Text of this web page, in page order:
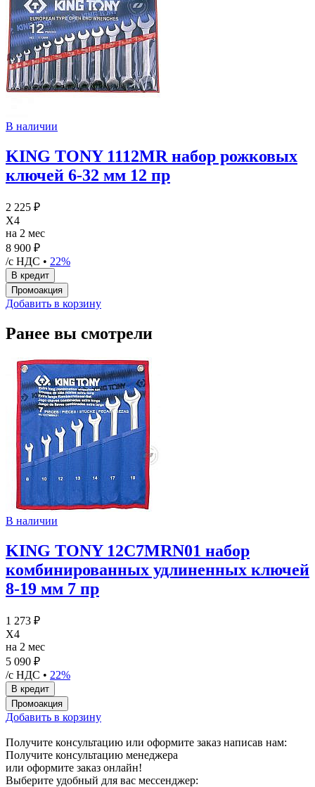
В наличии
KING TONY 1112MR набор рожковых
ключей 6-32 мм 12 пр
2 225 ₽
X4
на 2 мес
8 900 ₽
/с НДС • 22%
Добавить в корзину
Ранее вы смотрели
В наличии
KING TONY 12C7MRN01 набор
комбинированных удлиненных ключей
8-19 мм 7 пр
1 273 ₽
X4
на 2 мес
5 090 ₽
/с НДС • 22%
Добавить в корзину
Получите консультацию или оформите заказ написав нам:
Получите консультацию менеджера
или оформите заказ онлайн!
Выберите удобный для вас мессенджер: